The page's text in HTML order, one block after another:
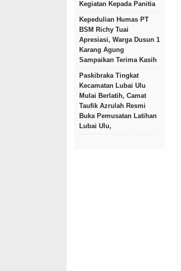
Kegiatan Kepada Panitia
Kepedulian Humas PT
BSM Richy Tuai
Apresiasi, Warga Dusun 1
Karang Agung
Sampaikan Terima Kasih
Paskibraka Tingkat
Kecamatan Lubai Ulu
Mulai Berlatih, Camat
Taufik Azrulah Resmi
Buka Pemusatan Latihan
Lubai Ulu,